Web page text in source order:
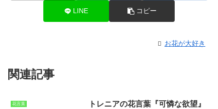
LINE コピー
お花が大好き
関連記事
花言葉
トレニアの花言葉『可憐な欲望』